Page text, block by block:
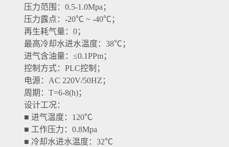
压力范围：0.5-1.0Mpa；
压力露点：-20℃ ~ -40℃；
再生耗气量：0；
最高冷却水进水温度：38℃；
进气含油量：≤0.1PPm；
控制方式：PLC控制；
电源：AC 220V/50HZ；
周期：T=6-8(h)；
设计工况：
■ 进气温度：120℃
■ 工作压力：0.8Mpa
■ 冷却水进水温度：32℃